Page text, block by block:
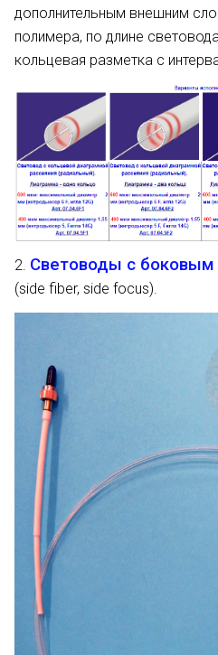
Световод c прямым выходом
(плоским торцом) QQ WF
L=2,7m
Световод с прямым
(плоским торцом) QQ UV
L=2,7m
Световод c прямым выходом
(плоским торцом) QQ WF
L=2,7m
дополнительным внешним
полимера, по длине
кольцевая разметка с
2. Световоды c боковым
(side fiber, side focus).